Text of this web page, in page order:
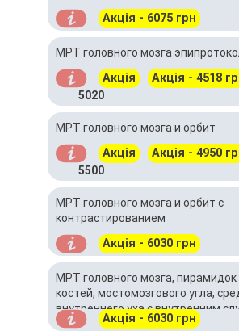
Акція - 6075 грн
МРТ головного мозга
Акція Акція - 4518
5020
МРТ головного мозга и орбит
Акція Акція - 4950
5500
МРТ головного мозга и орбит с
контрастированием
Акція - 6030 грн
МРТ головного мозга,
костей, мостомозгового угла,
внутреннего уха с внутренним
проходом с контрастированием
Акція - 6030 грн